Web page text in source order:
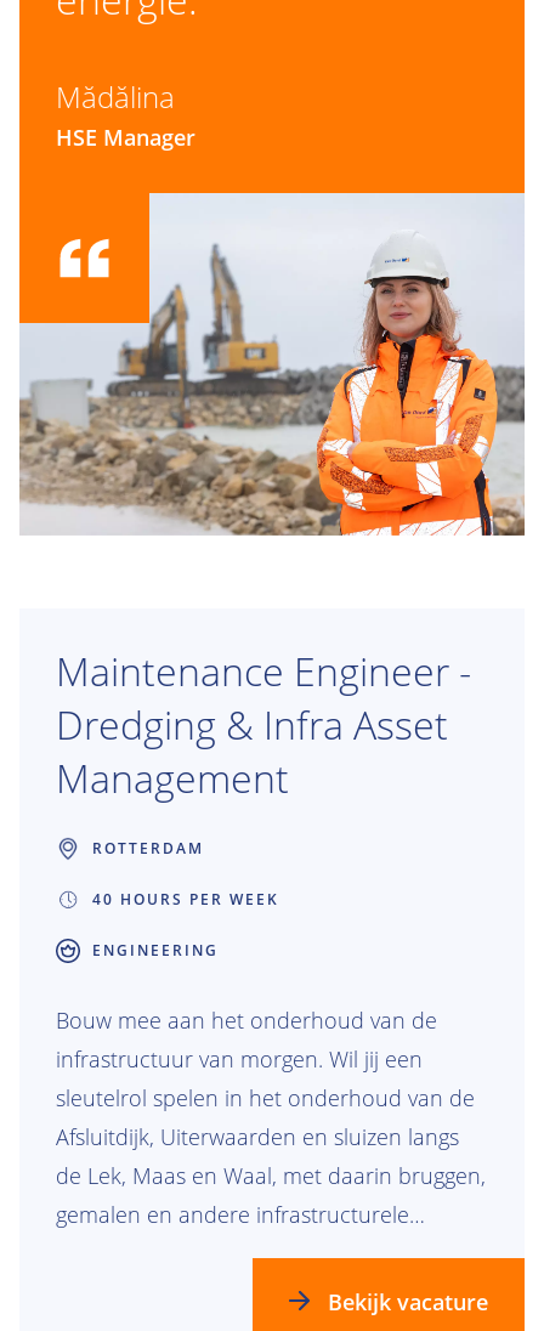
Mădălina
HSE Manager
Maintenance Engineer -
Dredging & Infra Asset
Management
ROTTERDAM
40 HOURS PER WEEK
ENGINEERING
Bouw mee aan het onderhoud van de
infrastructuur van morgen. Wil jij een
sleutelrol spelen in het onderhoud van de
Afsluitdijk, Uiterwaarden en sluizen langs
de Lek, Maas en Waal, met daarin bruggen,
gemalen en andere infrastructurele
objecten met aandacht voor ecologie en
duurzaamheid? Als Maintenance Engineer
Bekijk vacature